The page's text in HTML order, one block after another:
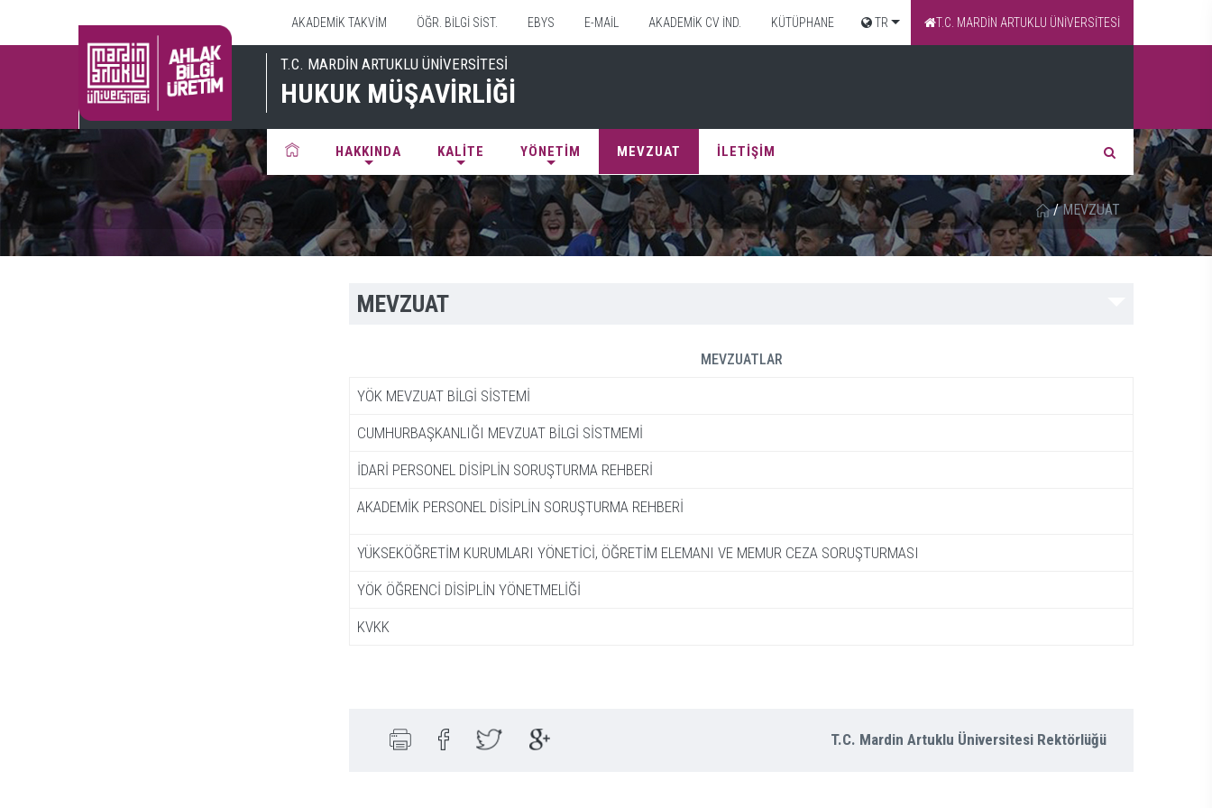
AKADEMİK TAKVİM ÖĞR. BİLGİ SİST. EBYS E-MAİL AKADEMİK CV İND. KÜTÜPHANE TR T.C. MARDİN ARTUKLU ÜNİVERSİTESİ
T.C. MARDİN ARTUKLU ÜNİVERSİTESİ
HUKUK MÜŞAVİRLİĞİ
HAKKINDA KALİTE YÖNETİM MEVZUAT İLETİŞİM
/ MEVZUAT
MEVZUAT
MEVZUATLAR
YÖK MEVZUAT BİLGİ SİSTEMİ
CUMHURBAŞKANLIĞI MEVZUAT BİLGİ SİSTMEMİ
İDARİ PERSONEL DİSİPLİN SORUŞTURMA REHBERİ
AKADEMİK PERSONEL DİSİPLİN SORUŞTURMA REHBERİ
YÜKSEKÖĞRETİM KURUMLARI YÖNETİCİ, ÖĞRETİM ELEMANI VE MEMUR CEZA SORUŞTURMASI
YÖK ÖĞRENCİ DİSİPLİN YÖNETMELİĞİ
KVKK
T.C. Mardin Artuklu Üniversitesi Rektörlüğü